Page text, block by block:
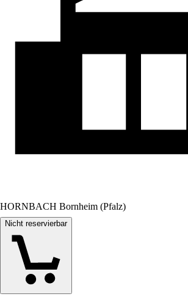
HORNBACH Bornheim (Pfalz)
Nicht reservierbar